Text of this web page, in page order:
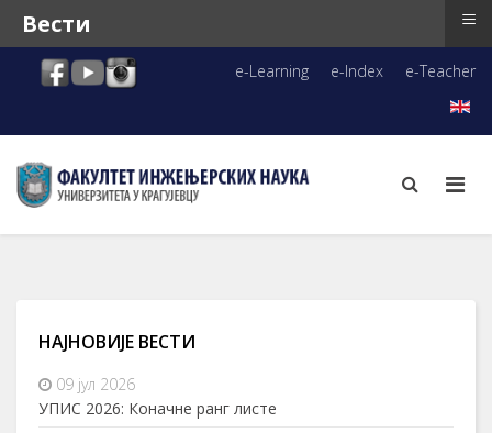
e-Learning e-Index e-Teacher
НАЈНОВИЈЕ ВЕСТИ
09 јул 2026
УПИС 2026: Коначне ранг листе
Вести ≡